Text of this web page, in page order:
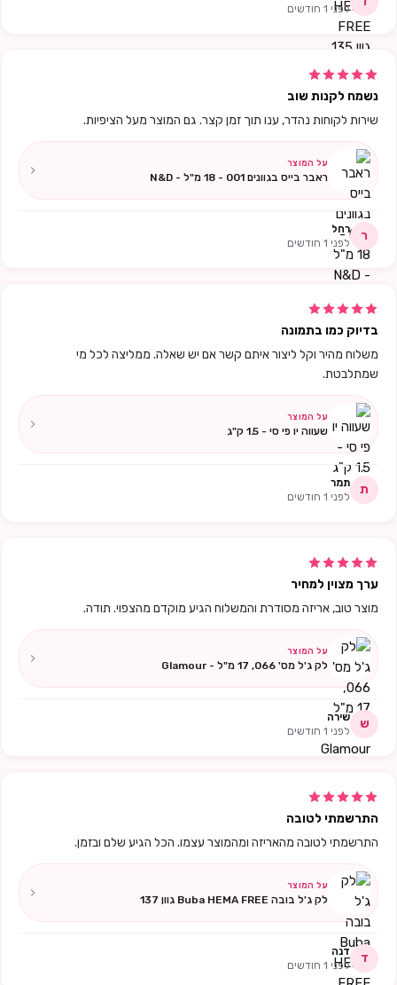
לפני 1 חודשים
נשמח לקנות שוב
שירות לקוחות נהדר, ענו תוך זמן קצר. גם המוצר מעל הציפיות.
על המוצר
ראבר בייס בגוונים 001 - 18 מ"ל - N&D
ר
רחל
לפני 1 חודשים
בדיוק כמו בתמונה
משלוח מהיר וקל ליצור איתם קשר אם יש שאלה. ממליצה לכל מי
שמתלבטת.
על המוצר
שעווה יו פי סי - 1.5 ק"ג
ת
תמר
לפני 1 חודשים
ערך מצוין למחיר
מוצר טוב, אריזה מסודרת והמשלוח הגיע מוקדם מהצפוי. תודה.
על המוצר
לק ג'ל מס' 066, 17 מ"ל - Glamour
ש
שירה
לפני 1 חודשים
התרשמתי לטובה
התרשמתי לטובה מהאריזה ומהמוצר עצמו. הכל הגיע שלם ובזמן.
על המוצר
לק ג'ל בובה Buba HEMA FREE גוון 137
ד
דנה
לפני 1 חודשים